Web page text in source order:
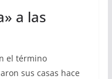
a las
el término
sus casas hace